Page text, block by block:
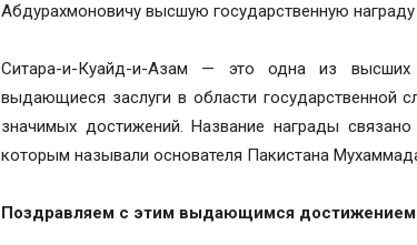
Абдурахмоновичу высшую государственную
Ситара-и-Куайд-и-Азам — это одна из высших
выдающиеся заслуги в области государственной
значимых достижений. Название награды
которым называли основателя Пакистана
Поздравляем с этим выдающимся достижением